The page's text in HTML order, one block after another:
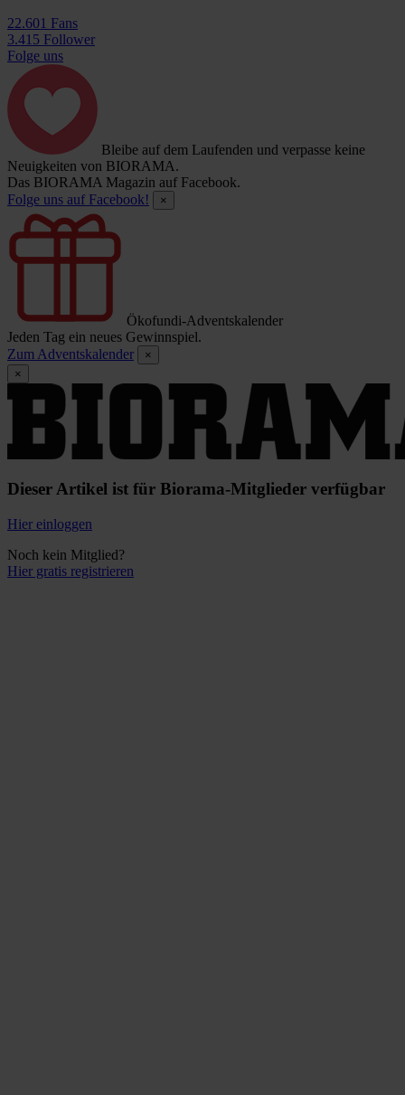
22.601 Fans
3.415 Follower
Folge uns
Bleibe auf dem Laufenden und verpasse keine
Neuigkeiten von BIORAMA.
Das BIORAMA Magazin auf Facebook.
Folge uns auf Facebook!
×
Ökofundi-Adventskalender
Jeden Tag ein neues Gewinnspiel.
Zum Adventskalender
×
×
Dieser Artikel ist für Biorama-Mitglieder verfügbar
Hier einloggen
Noch kein Mitglied?
Hier gratis registrieren